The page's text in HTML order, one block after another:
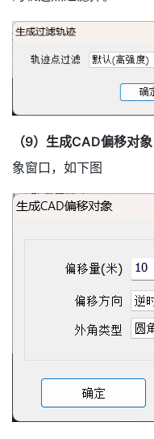
（9）生成CAD偏移对象
象窗口，如下图